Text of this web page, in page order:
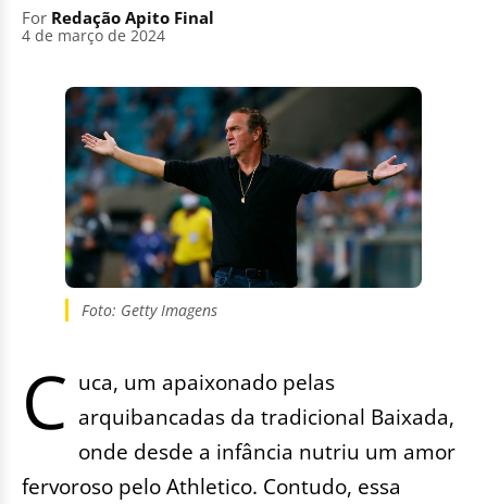
For Redação Apito Final
4 de março de 2024
Foto: Getty Imagens
C uca, um apaixonado pelas
arquibancadas da tradicional Baixada,
onde desde a infância nutriu um amor
fervoroso pelo Athletico. Contudo, essa